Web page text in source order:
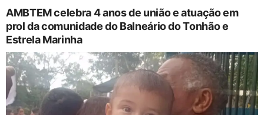
AMBTEM celebra 4 anos de união e atuação em
prol da comunidade do Balneário do Tonhão e
Estrela Marinha